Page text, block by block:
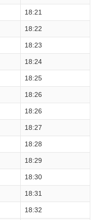
18:21
18:22
18:23
18:24
18:25
18:26
18:26
18:27
18:28
18:29
18:30
18:31
18:32